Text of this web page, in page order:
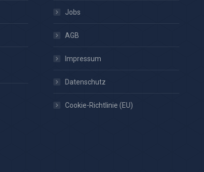
Jobs
AGB
Impressum
Datenschutz
Cookie-Richtlinie (EU)